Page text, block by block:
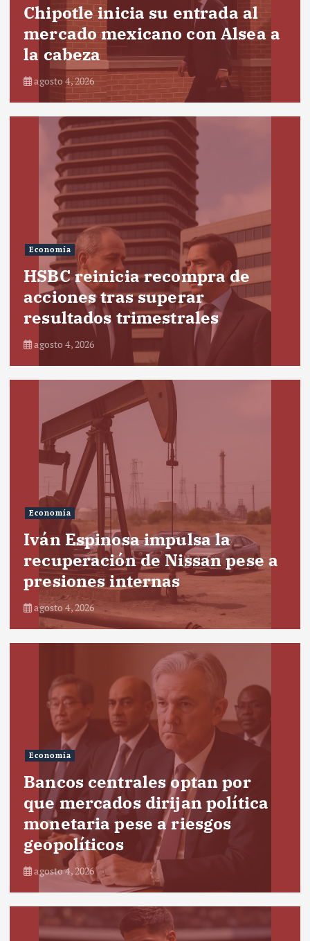
Chipotle inicia su entrada al
mercado mexicano con Alsea a
la cabeza
agosto 4, 2026
Economía
HSBC reinicia recompra de
acciones tras superar
resultados trimestrales
agosto 4, 2026
Economía
Iván Espinosa impulsa la
recuperación de Nissan pese a
presiones internas
agosto 4, 2026
Economía
Bancos centrales optan por
que mercados dirijan política
monetaria pese a riesgos
geopolíticos
agosto 4, 2026